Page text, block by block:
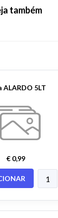
também
ALARDO 5LT
€ 0,99